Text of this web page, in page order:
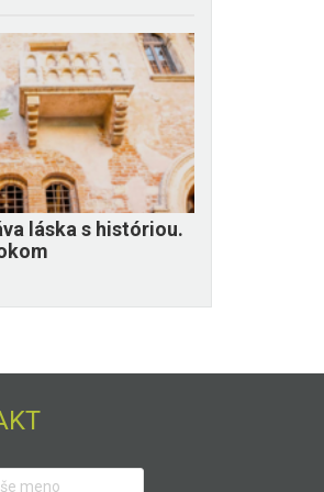
láska s históriou.